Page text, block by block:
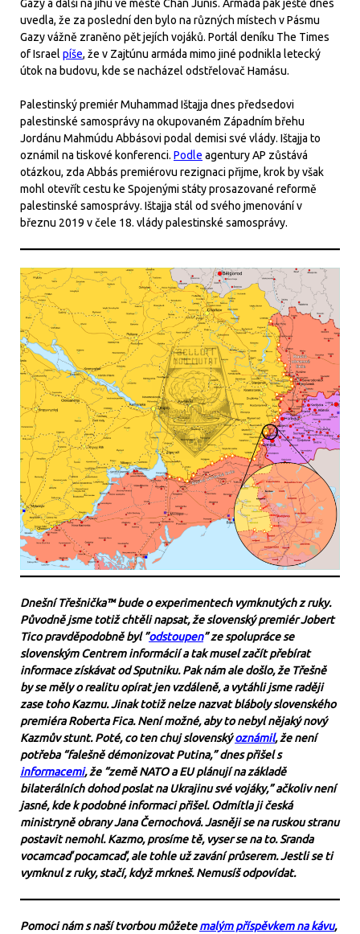
Gazy a další na jihu ve městě Chán Júnis. Armáda pak ještě dnes
uvedla, že za poslední den bylo na různých místech v Pásmu
Gazy vážně zraněno pět jejích vojáků. Portál deníku The Times
of Israel píše, že v Zajtúnu armáda mimo jiné podnikla letecký
útok na budovu, kde se nacházel odstřelovač Hamásu.
Palestinský premiér Muhammad Ištajja dnes předsedovi
palestinské samosprávy na okupovaném Západním břehu
Jordánu Mahmúdu Abbásovi podal demisi své vlády. Ištajja to
oznámil na tiskové konferenci. Podle agentury AP zůstává
otázkou, zda Abbás premiérovu rezignaci přijme, krok by však
mohl otevřít cestu ke Spojenými státy prosazované reformě
palestinské samosprávy. Ištajja stál od svého jmenování v
březnu 2019 v čele 18. vlády palestinské samosprávy.
Dnešní Třešnička™ bude o experimentech vymknutých z ruky.
Původně jsme totiž chtěli napsat, že slovenský premiér Jobert
Tico pravděpodobně byl ”odstoupen” ze spolupráce se
slovenským Centrem informácií a tak musel začít přebírat
informace získávat od Sputniku. Pak nám ale došlo, že Třešně
by se měly o realitu opírat jen vzdáleně, a vytáhli jsme raději
zase toho Kazmu. Jinak totiž nelze nazvat bláboly slovenského
premiéra Roberta Fica. Není možné, aby to nebyl nějaký nový
Kazmův stunt. Poté, co ten chuj slovenskýoznámil, že není
potřeba “falešně démonizovat Putina,” dnes přišel s
informacemi, že “země NATO a EU plánují na základě
bilaterálních dohod poslat na Ukrajinu své vojáky,” ačkoliv není
jasné, kde k podobné informaci přišel. Odmítla ji česká
ministryně obrany Jana Černochová. Jasněji se na ruskou stranu
postavit nemohl. Kazmo, prosíme tě, vyser se na to. Sranda
vocamcaď pocamcaď, ale tohle už zavání průserem. Jestli se ti
vymknul z ruky, stačí, když mrkneš. Nemusíš odpovídat.
Pomoci nám s naší tvorbou můžetemalým příspěvkem na kávu,